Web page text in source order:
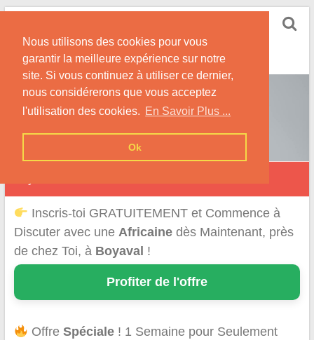
Nous utilisons des cookies pour vous
garantir la meilleure expérience sur notre
site. Si vous continuez à utiliser ce dernier,
nous considérerons que vous acceptez
l'utilisation des cookies. En Savoir Plus ...
Ok
Skip
content
Conseils et Infos pour la Rencontre d'une Belle
Africaine !
Inscris-toi GRATUITEMENT et Commence à
Discuter avec une Africainedès Maintenant, près
de chez Toi, à Boyaval !
Profiter de l'offre
OffreSpéciale ! 1 Semaine pour Seulement